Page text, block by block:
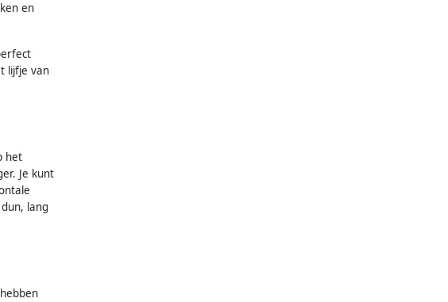
en
lijfje van
het
Je kunt
lang